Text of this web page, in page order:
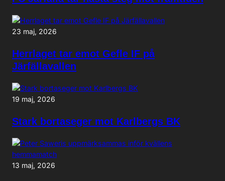
23 maj, 2026
Herrlaget tar emot Gefle IF på
Järfällavallen
19 maj, 2026
Stark bortaseger mot Karlbergs BK
13 maj, 2026